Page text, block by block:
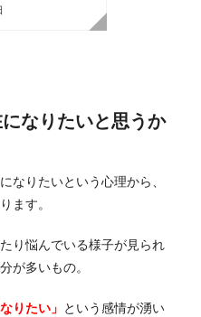
なりたいと思うか
なりたいという心理から、
ます。
り悩んでいる様子が見られ
が多いもの。
りたい」 という感情が湧い